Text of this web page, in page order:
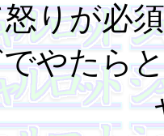
りが必
やたら